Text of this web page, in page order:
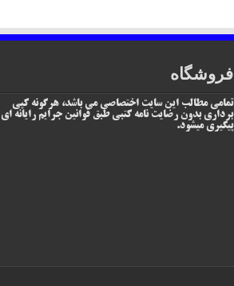
فروشگاه
تمامی مطالب این سایت اختصاصی می باشد، هرگونه کپی
برداری بدون رضایت نامه کتبی طبق قوانین جرایم رایانه ای
پیگیری میشود.